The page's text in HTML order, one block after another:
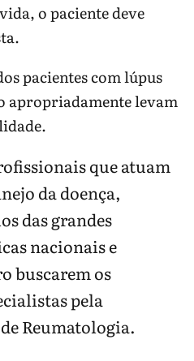
o paciente deve
pacientes com lúpus
apropriadamente levam
que atuam
da doença,
das grandes
nacionais e
buscarem os
pela
Reumatologia.